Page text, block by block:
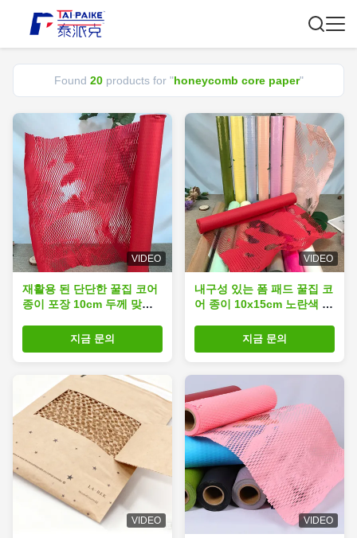
Found 20products for "honeycomb core paper"
VIDEO
재활용 된 단단한 꿀집 코어
종이 포장 10cm 두께 맞춤
지금 문의
VIDEO
내구성 있는 폼 패드 꿀집 코
어 종이 10x15cm 노란색 /
지금 문의
VIDEO VIDEO